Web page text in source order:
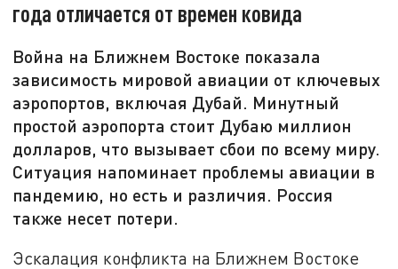
года отличается от времен ковида
Война на Ближнем Востоке показала
зависимость мировой авиации от ключевых
аэропортов, включая Дубай. Минутный
простой аэропорта стоит Дубаю миллион
долларов, что вызывает сбои по всему миру.
Ситуация напоминает проблемы авиации в
пандемию, но есть и различия. Россия
также несет потери.
Эскалация конфликта на Ближнем Востоке